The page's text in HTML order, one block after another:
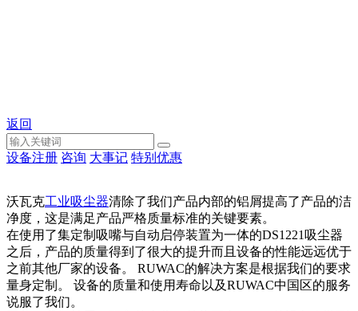
返回
设备注册 咨询 大事记 特别优惠
沃瓦克工业吸尘器清除了我们产品内部的铝屑提高了产品的洁
净度，这是满足产品严格质量标准的关键要素。
在使用了集定制吸嘴与自动启停装置为一体的DS1221吸尘器
之后，产品的质量得到了很大的提升而且设备的性能远远优于
之前其他厂家的设备。 RUWAC的解决方案是根据我们的要求
量身定制。 设备的质量和使用寿命以及RUWAC中国区的服务
说服了我们。